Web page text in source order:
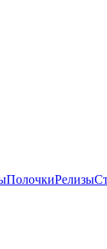
ПолочкиРелизы